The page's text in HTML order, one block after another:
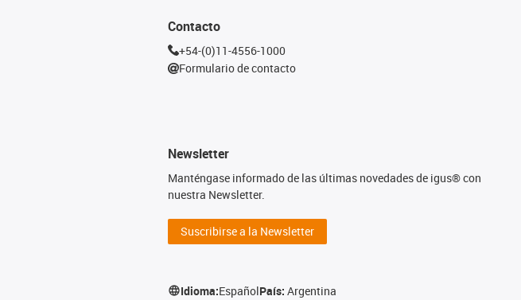
Contacto
+54-(0)11-4556-1000
Formulario de contacto
Newsletter
Manténgase informado de las últimas novedades de igus® con
nuestra Newsletter.
Suscribirse a la Newsletter
Idioma:EspañolPaís:Argentina